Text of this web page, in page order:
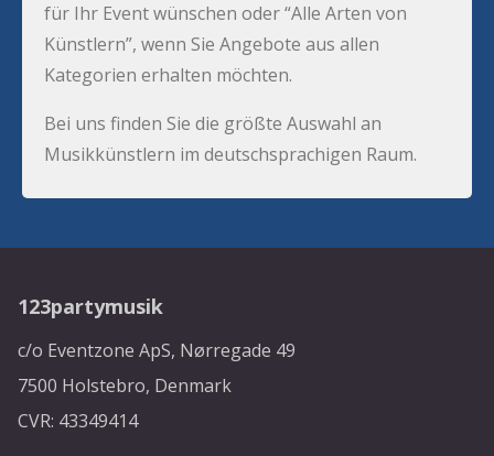
für Ihr Event wünschen oder “Alle Arten von
Künstlern”, wenn Sie Angebote aus allen
Kategorien erhalten möchten.
Bei uns finden Sie die größte Auswahl an
Musikkünstlern im deutschsprachigen Raum.
123partymusik
c/o Eventzone ApS, Nørregade 49
7500 Holstebro, Denmark
CVR: 43349414